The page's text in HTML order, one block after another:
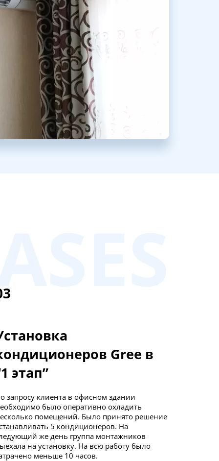
Gree в
этап”
запросу клиента в офисном здании
было оперативно охладить
помещений. Было принято решение
5 кондиционеров. На
же день группа монтажников
на установку. На всю работу было
меньше 10 часов.